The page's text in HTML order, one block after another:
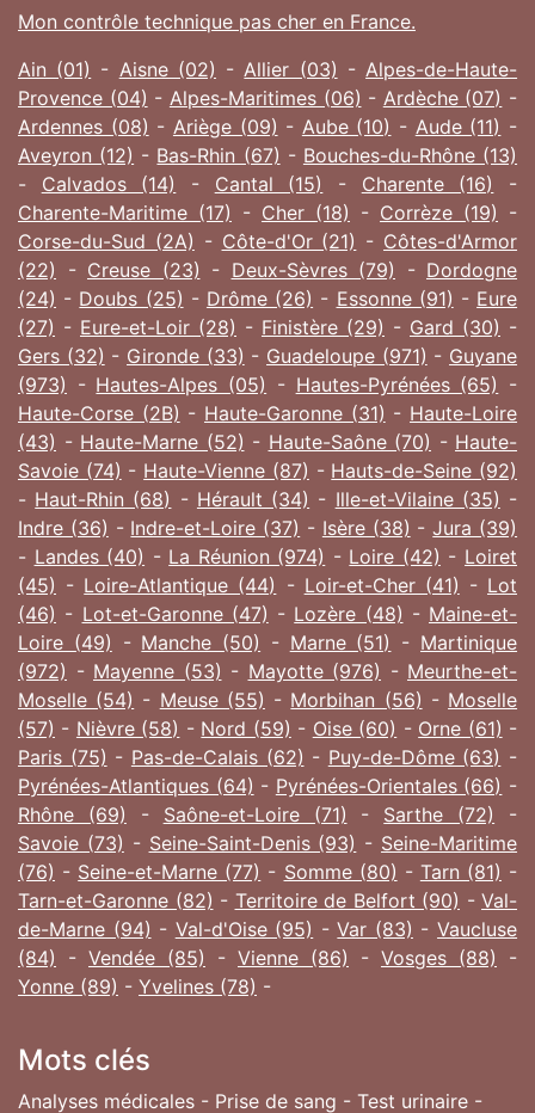
Mon contrôle technique pas cher en France.
Ain (01) - Aisne (02) - Allier (03) - Alpes-de-Haute-
Provence (04) - Alpes-Maritimes (06) - Ardèche (07) -
Ardennes (08) - Ariège (09) - Aube (10) - Aude (11) -
Aveyron (12) - Bas-Rhin (67) - Bouches-du-Rhône (13)
- Calvados (14) - Cantal (15) - Charente (16)
-
Charente-Maritime (17) - Cher (18) - Corrèze (19) -
Corse-du-Sud (2A) - Côte-d'Or (21) - Côtes-d'Armor
(22) - Creuse (23) - Deux-Sèvres (79) - Dordogne
(24) - Doubs (25) - Drôme (26) - Essonne (91) - Eure
(27) - Eure-et-Loir (28) - Finistère (29) - Gard (30) -
Gers (32) - Gironde (33) - Guadeloupe (971) - Guyane
(973) - Hautes-Alpes (05) - Hautes-Pyrénées (65) -
Haute-Corse (2B) - Haute-Garonne (31) - Haute-Loire
(43) - Haute-Marne (52) - Haute-Saône (70) - Haute-
Savoie (74) - Haute-Vienne (87) - Hauts-de-Seine (92)
- Haut-Rhin (68) - Hérault (34) - Ille-et-Vilaine (35) -
Indre (36) - Indre-et-Loire (37) - Isère (38) -Jura (39)
- Landes (40) - La Réunion (974) - Loire (42) - Loiret
(45) - Loire-Atlantique (44) - Loir-et-Cher (41) - Lot
(46) - Lot-et-Garonne (47) - Lozère (48) - Maine-et-
Loire (49) - Manche (50) - Marne (51) - Martinique
(972) - Mayenne (53) - Mayotte (976) - Meurthe-et-
Moselle (54) - Meuse (55) - Morbihan (56) - Moselle
(57) - Nièvre (58) - Nord (59) - Oise (60) - Orne (61) -
Paris (75) - Pas-de-Calais (62) - Puy-de-Dôme (63) -
Pyrénées-Atlantiques (64) - Pyrénées-Orientales (66) -
Rhône (69) - Saône-et-Loire (71) - Sarthe (72)
-
Savoie (73) - Seine-Saint-Denis (93) - Seine-Maritime
(76) - Seine-et-Marne (77) - Somme (80) - Tarn (81) -
Tarn-et-Garonne (82) - Territoire de Belfort (90) - Val-
de-Marne (94) - Val-d'Oise (95) -Var (83) -Vaucluse
(84) - Vendée (85) - Vienne (86) - Vosges (88) -
Yonne (89) - Yvelines (78) -
Mots clés
Analyses médicales - Prise de sang - Test urinaire -